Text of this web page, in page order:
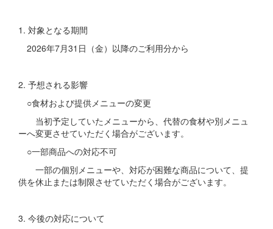
1. 対象となる期間
2026年7月31日（金）以降のご利用分から
2. 予想される影響
○食材および提供メニューの変更
当初予定していたメニューから、代替の食材や別メニュ
ーへ変更させていただく場合がございます。
○一部商品への対応不可
一部の個別メニューや、対応が困難な商品について、提
供を休止または制限させていただく場合がございます。
3. 今後の対応について